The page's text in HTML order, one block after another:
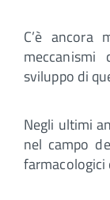
C’è
meccanismi
sviluppo di
Negli ultimi
nel campo
farmacologici